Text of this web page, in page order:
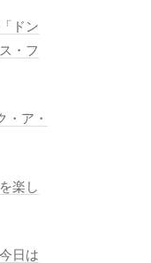
ドン
・フ
・ア・
楽し
日は